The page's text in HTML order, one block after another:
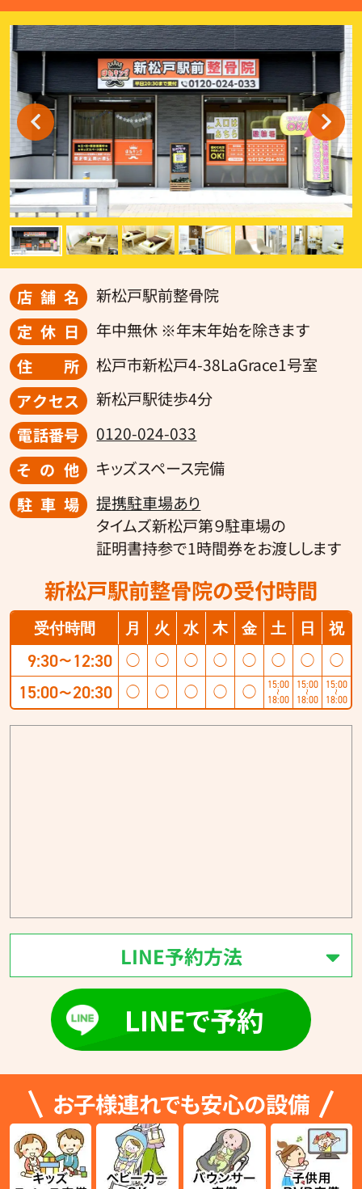
店舗名
新松戸駅前整骨院
定休日
年中無休 ※年末年始を除きます
住所
松戸市新松戸4-38LaGrace1号室
アクセス
新松戸駅徒歩4分
電話番号
0120-024-033
その他
キッズスペース完備
駐車場
提携駐車場あり
タイムズ新松戸第９駐車場の
証明書持参で1時間券をお渡しします
新松戸駅前整骨院の受付時間
受付時間 月 火 水 木 金 土 日 祝
9:30〜 12:30 ◯ ◯ ◯ ◯ ◯ ◯ ◯ ◯
15:00〜20:30 ◯ ◯ ◯ ◯ ◯ 15:00
〜
18:00
15:00
〜
18:00
15:00
〜
18:00
LINE予約方法
LINEで予約
お子様連れでも安心の設備